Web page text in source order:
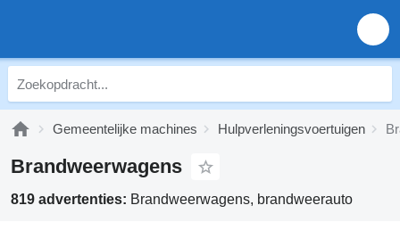
Gemeentelijke machines Hulpverleningsvoertuigen
Brandweerwagens
819 advertenties: Brandweerwagens, brandweerauto